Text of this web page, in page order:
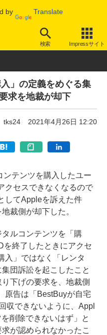
by Translate
検索 Impressサイト
」の定義をめぐる集
求を地裁が却下
tks24 2021年4月26日 12:20
テンツを購入したユー
クセスできなくなるので
してAppleを訴えた件
裁側が却下した。
ルコンテンツを「購
を終了したときにアクセ
入」ではなく「レンタ
団訴訟を起こしたこと
下げの要求を、地裁側
原告は「BestBuyが自宅
収できないように、Appl
削除できないはず」と
が認められなかったこ